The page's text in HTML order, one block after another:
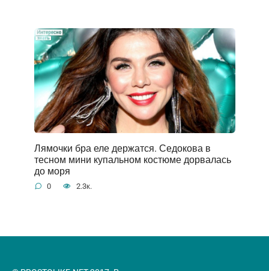
Лямочки бра еле держатся. Седокова в
тесном мини купальном костюме дорвалась
до моря
0 2.3к.